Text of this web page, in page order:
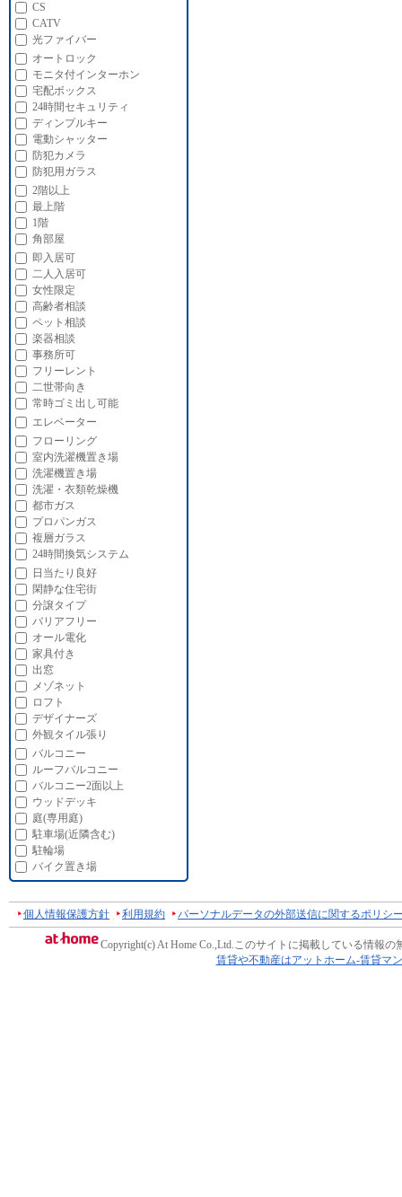
CS
CATV
光ファイバー
オートロック
モニタ付インターホン
宅配ボックス
24時間セキュリティ
ディンプルキー
電動シャッター
防犯カメラ
防犯用ガラス
2階以上
最上階
1階
角部屋
即入居可
二人入居可
女性限定
高齢者相談
ペット相談
楽器相談
事務所可
フリーレント
二世帯向き
常時ゴミ出し可能
エレベーター
フローリング
室内洗濯機置き場
洗濯機置き場
洗濯・衣類乾燥機
都市ガス
プロパンガス
複層ガラス
24時間換気システム
日当たり良好
閑静な住宅街
分譲タイプ
バリアフリー
オール電化
家具付き
出窓
メゾネット
ロフト
デザイナーズ
外観タイル張り
バルコニー
ルーフバルコニー
バルコニー2面以上
ウッドデッキ
庭(専用庭)
駐車場(近隣含む)
駐輪場
バイク置き場
個人情報保護方針 利用規約 パーソナルデータの外部送信に関するポリシ
Copyright(c) At Home Co.,Ltd.このサイトに掲載している情報の
賃貸や不動産はアットホーム-賃貸マ